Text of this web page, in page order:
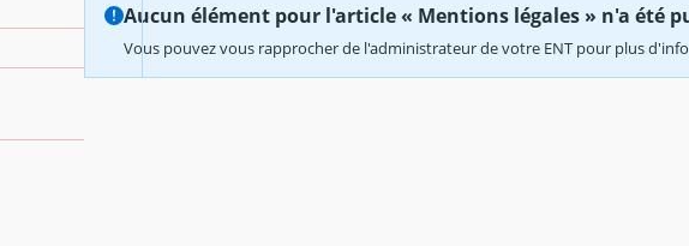
Aucun élément pour l'article « Mentions légales » n'a été
Vous pouvez vous rapprocher de l'administrateur de votre ENT pour plus